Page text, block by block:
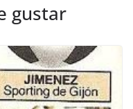
gustar